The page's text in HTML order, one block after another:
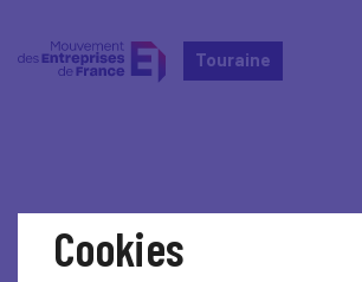
Touraine
Actualités nationales
Cookies